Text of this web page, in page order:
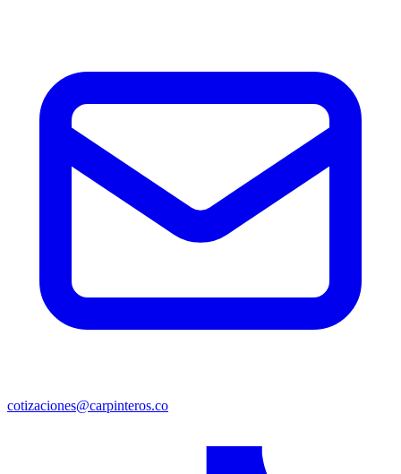
cotizaciones@carpinteros.co